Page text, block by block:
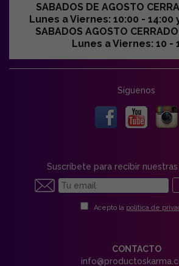
SABADOS DE AGOSTO
Lunes a Viernes: 10:00 - 14:00
SABADOS AGOSTO
Lunes a Viernes: 10 -
Síguenos
Suscríbete para recibir
Acepto la política de
CONTACTO